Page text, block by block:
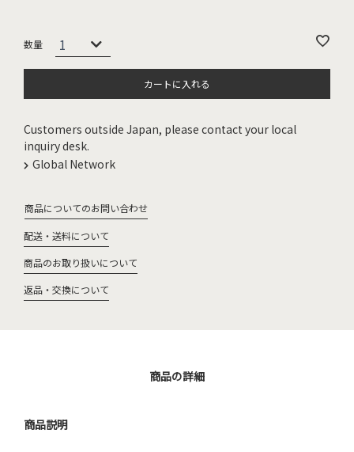
カートに入れる
Customers outside Japan, please contact your local
inquiry desk.
Global Network
商品についてのお問い合わせ
配送・送料について
商品のお取り扱いについて
返品・交換について
商品の詳細
商品説明